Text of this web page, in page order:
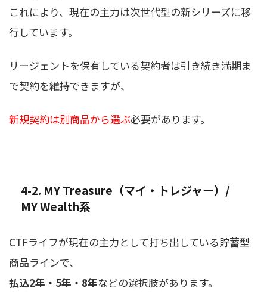
これにより、現在の主力は次世代型の新シリーズに移
行しています。
リージェントを保有している契約者は引き続き満期ま
で契約を維持できますが、
新規契約は別商品から選ぶ必要があります。
4-2. MY Treasure（マイ・トレジャー）/
MY Wealth系
CTFライフが現在の主力として打ち出している貯蓄型
商品ラインで、
払込2年・5年・8年などの選択肢があります。